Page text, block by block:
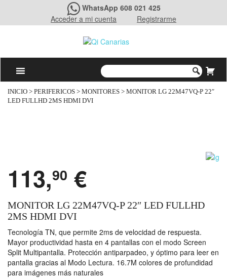
WhatsApp 608 021 425
Acceder a mi cuenta
Registrarme
INICIO > PERIFERICOS > MONITORES > MONITOR LG 22M47VQ-P 22″
LED FULLHD 2MS HDMI DVI
113,90 €
MONITOR LG 22M47VQ-P 22″ LED FULLHD
2MS HDMI DVI
Tecnología TN, que permite 2ms de velocidad de respuesta.
Mayor productividad hasta en 4 pantallas con el modo Screen
Split Multipantalla. Protección antiparpadeo, y óptimo para leer en
pantalla gracias al Modo Lectura. 16.7M colores de profundidad
para imágenes más naturales